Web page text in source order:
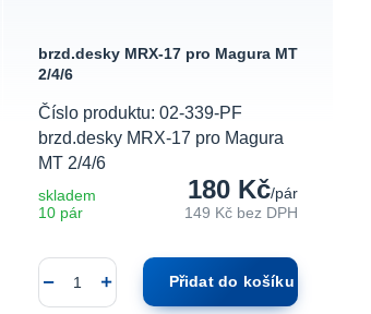
brzd.desky MRX-17 pro Magura MT
2/4/6
Číslo produktu: 02-339-PF
brzd.desky MRX-17 pro Magura
MT 2/4/6
180 Kč/pár
149 Kč bez DPH
skladem
10 pár
Přidat do košíku